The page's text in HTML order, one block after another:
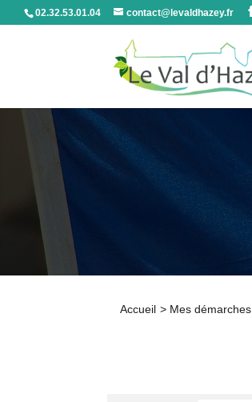
02.32.53.01.04 contact@levaldhazey.fr
Accueil > Mes démarches